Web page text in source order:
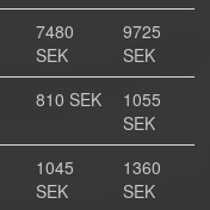
7480
SEK
9725
SEK
810 SEK
1055
SEK
1045
SEK
1360
SEK